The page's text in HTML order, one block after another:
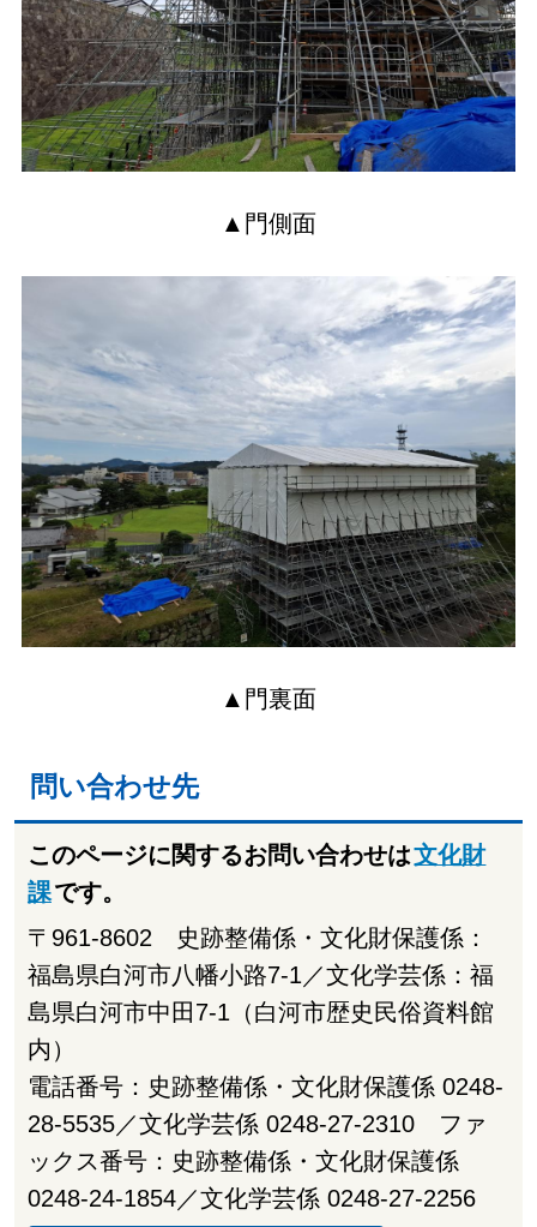
▲門側面
▲門裏面
問い合わせ先
このページに関するお問い合わせは文化財
課です。
〒961-8602 史跡整備係・文化財保護係：
福島県白河市八幡小路7-1／文化学芸係：福
島県白河市中田7-1（白河市歴史民俗資料館
内）
電話番号：史跡整備係・文化財保護係 0248-
28-5535／文化学芸係 0248-27-2310 ファ
ックス番号：史跡整備係・文化財保護係
0248-24-1854／文化学芸係 0248-27-2256